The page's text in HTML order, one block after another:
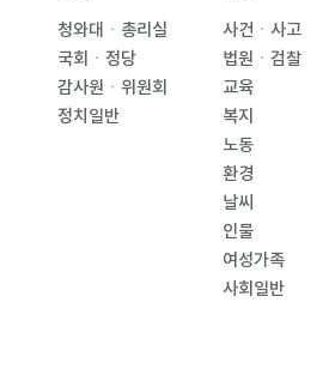
청와대ㆍ총리실
국회ㆍ정당
감사원ㆍ위원회
정치일반
사건ㆍ사고
법원ㆍ검찰
교육
복지
노동
환경
날씨
인물
여성가족
사회일반